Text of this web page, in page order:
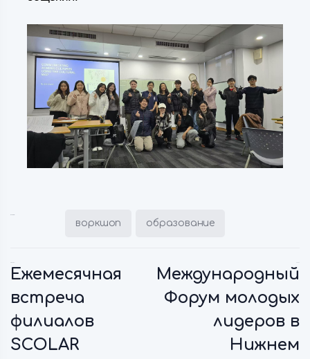
воркшоп образование
Ежемесячная
встреча
филиалов
SCOLAR
Международный
Форум молодых
лидеров в
Нижнем